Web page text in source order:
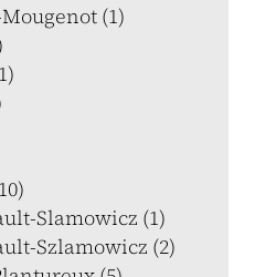
(1)
Slamowicz (1)
Szlamowicz (2)